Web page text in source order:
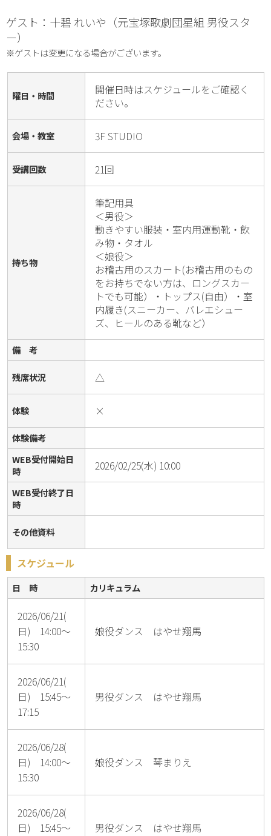
ゲスト：十碧 れいや（元宝塚歌劇団星組 男役スタ
ー）
※ゲストは変更になる場合がございます。
曜日・時間
開催日時はスケジュールをご確認く
ださい。
会場・教室 3F STUDIO
受講回数 21回
持ち物
筆記用具
＜男役＞
動きやすい服装・室内用運動靴・飲
み物・タオル
＜娘役＞
お稽古用のスカート(お稽古用のもの
をお持ちでない方は、ロングスカー
トでも可能）・トップス(自由）・室
内履き(スニーカー、バレエシュー
ズ、ヒールのある靴など）
備 考
残席状況 △
体験 ×
体験備考
WEB受付開始日
時
2026/02/25(水) 10:00
WEB受付終了日
時
その他資料
スケジュール
日 時 カリキュラム
2026/06/21(
日) 14:00～
15:30
娘役ダンス はやせ翔馬
2026/06/21(
日) 15:45～
17:15
男役ダンス はやせ翔馬
2026/06/28(
日) 14:00～
15:30
娘役ダンス 琴まりえ
2026/06/28(
日) 15:45～
男役ダンス はやせ翔馬